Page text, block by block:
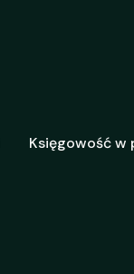
Księgowość w